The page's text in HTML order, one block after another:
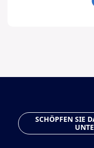
SCHÖPFEN SIE